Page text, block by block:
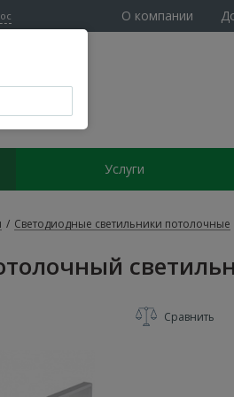
О компании
Услуги
/ Светодиодные светильники потолочные
Сравнить